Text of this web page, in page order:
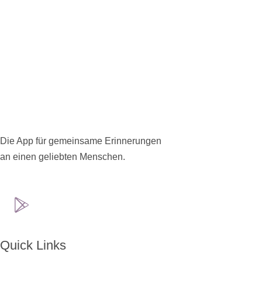
Die App für gemeinsame Erinnerungen
an einen geliebten Menschen.
Quick Links